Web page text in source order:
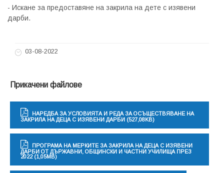
- Искане за предоставяне на закрила на дете с изявени
дарби.
03-08-2022
Прикачени файлове
НАРЕДБА ЗА УСЛОВИЯТА И РЕДА ЗА ОСЪЩЕСТВЯВАНЕ НА
ЗАКРИЛА НА ДЕЦА С ИЗЯВЕНИ ДАРБИ (527,08KB)
ПРОГРАМА НА МЕРКИТЕ ЗА ЗАКРИЛА НА ДЕЦА С ИЗЯВЕНИ
ДАРБИ ОТ ДЪРЖАВНИ, ОБЩИНСКИ И ЧАСТНИ УЧИЛИЩА ПРЕЗ
2022 (1,05MB)